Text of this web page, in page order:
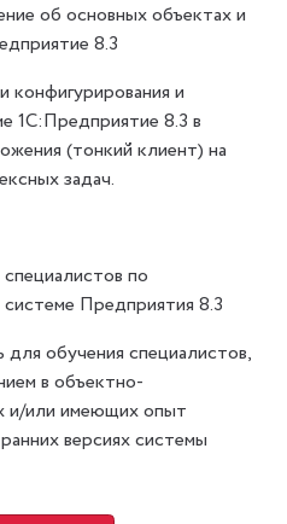
об основных объектах и
8.3
конфигурирования и
1С:Предприятие 8.3 в
(тонкий клиент) на
задач.
по
Предприятия 8.3
обучения специалистов,
в объектно-
и/или имеющих опыт
версиях системы